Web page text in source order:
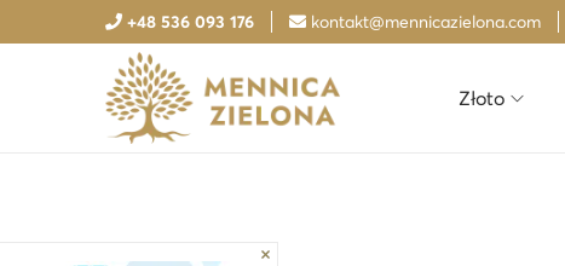
+48 536 093 176 kontakt@mennicazielona.com
Złoto